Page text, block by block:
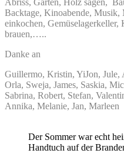
Backtage, Kinoabende, Musik,
einkochen,
brauen,…..
Danke an
Guillermo, Kristin, YiJon, Jule,
Orla, Sweja, James, Saskia,
Sabrina, Robert, Stefan,
Annika, Melanie, Jan, Marleen
Der Sommer war echt
Handtuch auf der